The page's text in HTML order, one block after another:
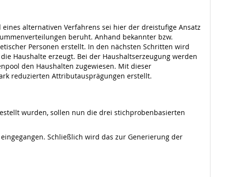
alternativen Verfahrens sei hier der dreistufige Ansatz
beruht. Anhand bekannter bzw.
Personen erstellt. In den nächsten Schritten wird
Haushalte erzeugt. Bei der Haushaltserzeugung werden
den Haushalten zugewiesen. Mit dieser
reduzierten Attributausprägungen erstellt.
wurden, sollen nun die drei stichprobenbasierten
Schließlich wird das zur Generierung der